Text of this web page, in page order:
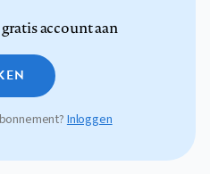
account aan
Inloggen